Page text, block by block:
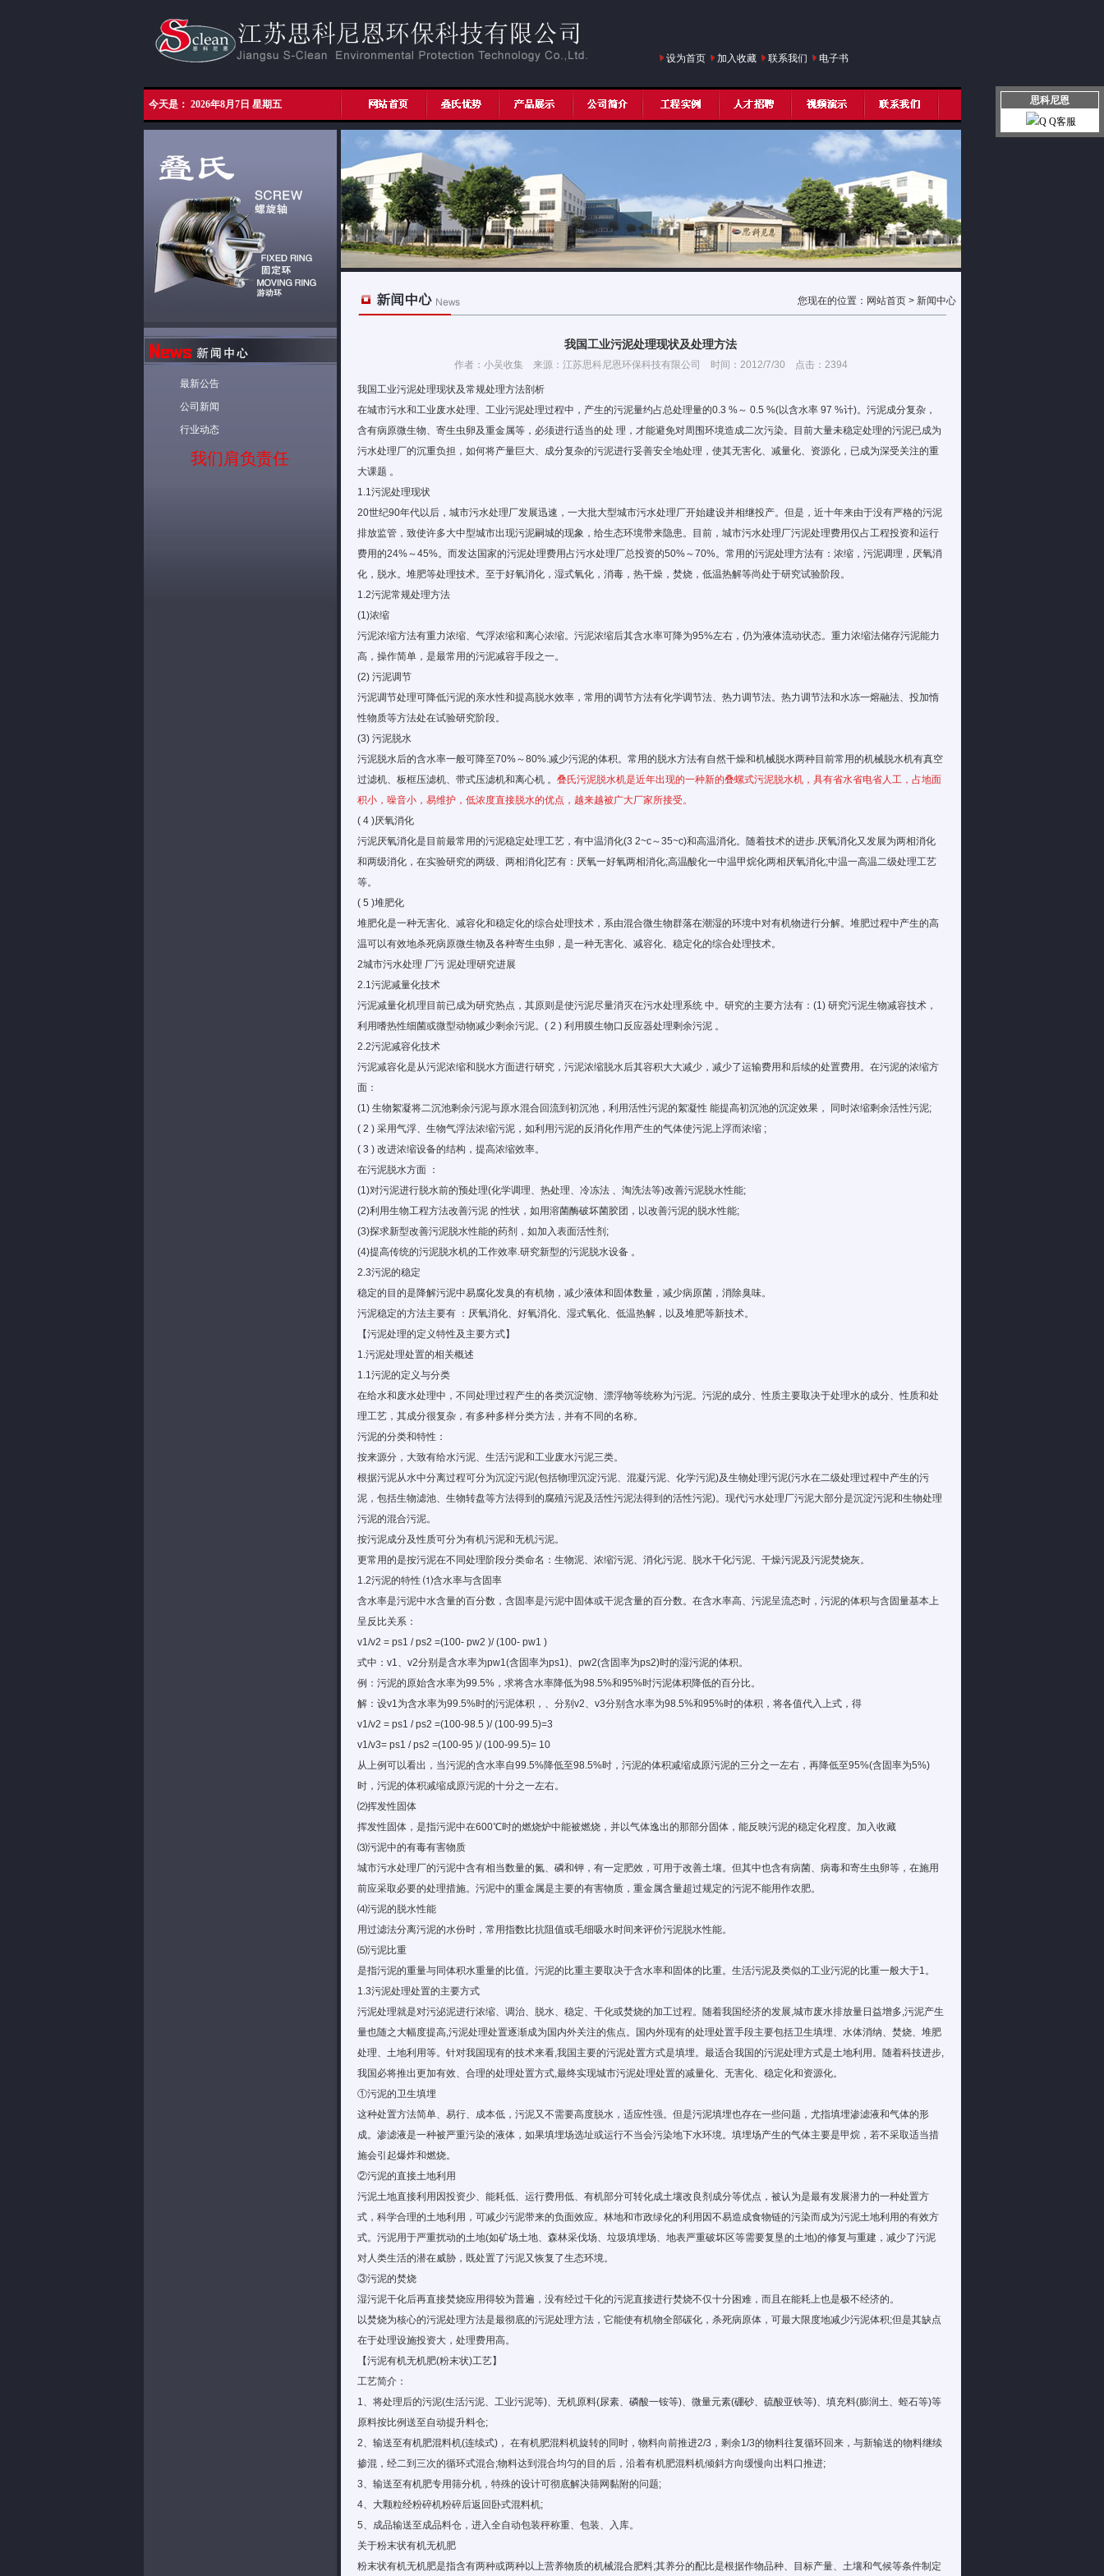
设为首页 加入收藏 联系我们 电子书
今天是： 2026年8月7日 星期五
最新公告
公司新闻
行业动态
我们肩负责任
您现在的位置： 网站首页> 新闻中心
我国工业污泥处理现状及处理方法
作者：小吴收集 来源：江苏思科尼恩环保科技有限公司 时间：2012/7/30 点击：2394
我国工业污泥处理现状及常规处理方法剖析
在城市污水和工业废水处理、工业污泥处理过程中，产生的污泥量约占总处理量的0.3 %～ 0.5 %(以含水率 97 %计)。污泥成分复杂，
含有病原微生物、寄生虫卵及重金属等，必须进行适当的处 理，才能避免对周围环境造成二次污染。目前大量未稳定处理的污泥已成为
污水处理厂的沉重负担，如何将产量巨大、成分复杂的污泥进行妥善安全地处理，使其无害化、减量化、资源化，已成为深受关注的重
大课题 。
1.1污泥处理现状
20世纪90年代以后，城市污水处理厂发展迅速，一大批大型城市污水处理厂开始建设并相继投产。但是，近十年来由于没有严格的污泥
排放监管，致使许多大中型城市出现污泥嗣城的现象，给生态环境带来隐患。目前，城市污水处理厂污泥处理费用仅占工程投资和运行
费用的24%～45%。而发达国家的污泥处理费用占污水处理厂总投资的50%～70%。常用的污泥处理方法有：浓缩，污泥调理，厌氧消
化，脱水。堆肥等处理技术。至于好氧消化，湿式氧化，消毒，热干燥，焚烧，低温热解等尚处于研究试验阶段。
1.2污泥常规处理方法
(1)浓缩
污泥浓缩方法有重力浓缩、气浮浓缩和离心浓缩。污泥浓缩后其含水率可降为95%左右，仍为液体流动状态。重力浓缩法储存污泥能力
高，操作简单，是最常用的污泥减容手段之一。
(2) 污泥调节
污泥调节处理可降低污泥的亲水性和提高脱水效率，常用的调节方法有化学调节法、热力调节法。热力调节法和水冻一熔融法、投加惰
性物质等方法处在试验研究阶段。
(3) 污泥脱水
污泥脱水后的含水率一般可降至70%～80%.减少污泥的体积。常用的脱水方法有自然干燥和机械脱水两种目前常用的机械脱水机有真空
过滤机、板框压滤机、带式压滤机和离心机 。 叠氏污泥脱水机是近年出现的一种新的叠螺式污泥脱水机，具有省水省电省人工，占地面
积小，噪音小，易维护，低浓度直接脱水的优点，越来越被广大厂家所接受。
( 4 )厌氧消化
污泥厌氧消化是目前最常用的污泥稳定处理工艺，有中温消化(3 2~c～35~c)和高温消化。随着技术的进步.厌氧消化又发展为两相消化
和两级消化，在实验研究的两级、两相消化]艺有：厌氧一好氧两相消化;高温酸化一中温甲烷化两相厌氧消化;中温一高温二级处理工艺
等。
( 5 )堆肥化
堆肥化是一种无害化、减容化和稳定化的综合处理技术，系由混合微生物群落在潮湿的环境中对有机物进行分解。堆肥过程中产生的高
温可以有效地杀死病原微生物及各种寄生虫卵，是一种无害化、减容化、稳定化的综合处理技术。
2城市污水处理 厂污 泥处理研究进展
2.1污泥减量化技术
污泥减量化机理目前已成为研究热点，其原则是使污泥尽量消灭在污水处理系统 中。研究的主要方法有：(1) 研究污泥生物减容技术，
利用嗜热性细菌或微型动物减少剩余污泥。( 2 ) 利用膜生物口反应器处理剩余污泥 。
2.2污泥减容化技术
污泥减容化是从污泥浓缩和脱水方面进行研究，污泥浓缩脱水后其容积大大减少，减少了运输费用和后续的处置费用。在污泥的浓缩方
面：
(1) 生物絮凝将二沉池剩余污泥与原水混合回流到初沉池，利用活性污泥的絮凝性 能提高初沉池的沉淀效果， 同时浓缩剩余活性污泥;
( 2 ) 采用气浮、生物气浮法浓缩污泥，如利用污泥的反消化作用产生的气体使污泥上浮而浓缩 ;
( 3 ) 改进浓缩设备的结构，提高浓缩效率。
在污泥脱水方面 ：
(1)对污泥进行脱水前的预处理(化学调理、热处理、冷冻法 、淘洗法等)改善污泥脱水性能;
(2)利用生物工程方法改善污泥 的性状，如用溶菌酶破坏菌胶团，以改善污泥的脱水性能;
(3)探求新型改善污泥脱水性能的药剂，如加入表面活性剂;
(4)提高传统的污泥脱水机的工作效率.研究新型的污泥脱水设备 。
2.3污泥的稳定
稳定的目的是降解污泥中易腐化发臭的有机物，减少液体和固体数量，减少病原菌，消除臭味。
污泥稳定的方法主要有 ：厌氧消化、好氧消化、湿式氧化、低温热解，以及堆肥等新技术。
【污泥处理的定义特性及主要方式】
1.污泥处理处置的相关概述
1.1污泥的定义与分类
在给水和废水处理中，不同处理过程产生的各类沉淀物、漂浮物等统称为污泥。污泥的成分、性质主要取决于处理水的成分、性质和处
理工艺，其成分很复杂，有多种多样分类方法，并有不同的名称。
污泥的分类和特性：
按来源分，大致有给水污泥、生活污泥和工业废水污泥三类。
根据污泥从水中分离过程可分为沉淀污泥(包括物理沉淀污泥、混凝污泥、化学污泥)及生物处理污泥(污水在二级处理过程中产生的污
泥，包括生物滤池、生物转盘等方法得到的腐殖污泥及活性污泥法得到的活性污泥)。现代污水处理厂污泥大部分是沉淀污泥和生物处理
污泥的混合污泥。
按污泥成分及性质可分为有机污泥和无机污泥。
更常用的是按污泥在不同处理阶段分类命名：生物泥、浓缩污泥、消化污泥、脱水干化污泥、干燥污泥及污泥焚烧灰。
1.2污泥的特性 ⑴含水率与含固率
含水率是污泥中水含量的百分数，含固率是污泥中固体或干泥含量的百分数。在含水率高、污泥呈流态时，污泥的体积与含固量基本上
呈反比关系：
v1/v2 = ps1 / ps2 =(100- pw2 )/ (100- pw1 )
式中：v1、v2分别是含水率为pw1(含固率为ps1)、pw2(含固率为ps2)时的湿污泥的体积。
例：污泥的原始含水率为99.5%，求将含水率降低为98.5%和95%时污泥体积降低的百分比。
解：设v1为含水率为99.5%时的污泥体积，、分别v2、v3分别含水率为98.5%和95%时的体积，将各值代入上式，得
v1/v2 = ps1 / ps2 =(100-98.5 )/ (100-99.5)=3
v1/v3= ps1 / ps2 =(100-95 )/ (100-99.5)= 10
从上例可以看出，当污泥的含水率自99.5%降低至98.5%时，污泥的体积减缩成原污泥的三分之一左右，再降低至95%(含固率为5%)
时，污泥的体积减缩成原污泥的十分之一左右。
⑵挥发性固体
挥发性固体，是指污泥中在600℃时的燃烧炉中能被燃烧，并以气体逸出的那部分固体，能反映污泥的稳定化程度。加入收藏
⑶污泥中的有毒有害物质
城市污水处理厂的污泥中含有相当数量的氮、磷和钾，有一定肥效，可用于改善土壤。但其中也含有病菌、病毒和寄生虫卵等，在施用
前应采取必要的处理措施。污泥中的重金属是主要的有害物质，重金属含量超过规定的污泥不能用作农肥。
⑷污泥的脱水性能
用过滤法分离污泥的水份时，常用指数比抗阻值或毛细吸水时间来评价污泥脱水性能。
⑸污泥比重
是指污泥的重量与同体积水重量的比值。污泥的比重主要取决于含水率和固体的比重。生活污泥及类似的工业污泥的比重一般大于1。
1.3污泥处理处置的主要方式
污泥处理就是对污泌泥进行浓缩、调治、脱水、稳定、干化或焚烧的加工过程。随着我国经济的发展,城市废水排放量日益增多,污泥产生
量也随之大幅度提高,污泥处理处置逐渐成为国内外关注的焦点。国内外现有的处理处置手段主要包括卫生填埋、水体消纳、焚烧、堆肥
处理、土地利用等。针对我国现有的技术来看,我国主要的污泥处置方式是填埋。最适合我国的污泥处理方式是土地利用。随着科技进步,
我国必将推出更加有效、合理的处理处置方式,最终实现城市污泥处理处置的减量化、无害化、稳定化和资源化。
①污泥的卫生填埋
这种处置方法简单、易行、成本低，污泥又不需要高度脱水，适应性强。但是污泥填埋也存在一些问题，尤指填埋渗滤液和气体的形
成。渗滤液是一种被严重污染的液体，如果填埋场选址或运行不当会污染地下水环境。填埋场产生的气体主要是甲烷，若不采取适当措
施会引起爆炸和燃烧。
②污泥的直接土地利用
污泥土地直接利用因投资少、能耗低、运行费用低、有机部分可转化成土壤改良剂成分等优点，被认为是最有发展潜力的一种处置方
式，科学合理的土地利用，可减少污泥带来的负面效应。林地和市政绿化的利用因不易造成食物链的污染而成为污泥土地利用的有效方
式。污泥用于严重扰动的土地(如矿场土地、森林采伐场、垃圾填埋场、地表严重破坏区等需要复垦的土地)的修复与重建，减少了污泥
对人类生活的潜在威胁，既处置了污泥又恢复了生态环境。
③污泥的焚烧
湿污泥干化后再直接焚烧应用得较为普遍，没有经过干化的污泥直接进行焚烧不仅十分困难，而且在能耗上也是极不经济的。
以焚烧为核心的污泥处理方法是最彻底的污泥处理方法，它能使有机物全部碳化，杀死病原体，可最大限度地减少污泥体积;但是其缺点
在于处理设施投资大，处理费用高。
【污泥有机无机肥(粉末状)工艺】
工艺简介：
1、将处理后的污泥(生活污泥、工业污泥等)、无机原料(尿素、磷酸一铵等)、微量元素(硼砂、硫酸亚铁等)、填充料(膨润土、蛭石等)等
原料按比例送至自动提升料仓;
2、输送至有机肥混料机(连续式)， 在有机肥混料机旋转的同时，物料向前推进2/3，剩余1/3的物料往复循环回来，与新输送的物料继续
掺混，经二到三次的循环式混合;物料达到混合均匀的目的后，沿着有机肥混料机倾斜方向缓慢向出料口推进;
3、输送至有机肥专用筛分机，特殊的设计可彻底解决筛网黏附的问题;
4、大颗粒经粉碎机粉碎后返回卧式混料机;
5、成品输送至成品料仓，进入全自动包装秤称重、包装、入库。
关于粉末状有机无机肥
粉末状有机无机肥是指含有两种或两种以上营养物质的机械混合肥料;其养分的配比是根据作物品种、目标产量、土壤和气候等条件制定
思科尼恩
Q Q客服